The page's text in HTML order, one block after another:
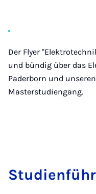
Der Flyer
und bündig über das
Paderborn und
Masterstudiengang.